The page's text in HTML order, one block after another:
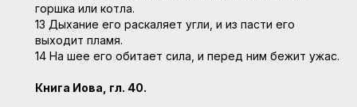
горшка или котла.
13 Дыхание его раскаляет угли, и из пасти его
выходит пламя.
14 На шее его обитает сила, и перед ним бежит ужас.
Книга Иова, гл. 40.